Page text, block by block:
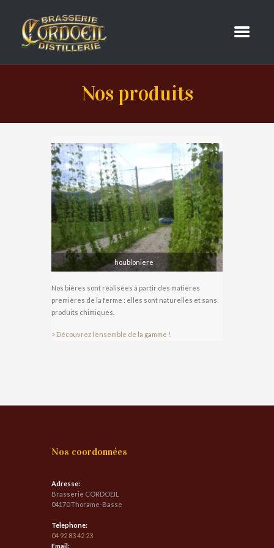
Nos produits
houbloniere
Nos bières sont réalisées à partir des matières
premières de la ferme : elles sont naturelles et sans
produits chimiques.
> Découvrez l’ensemble de la gamme !
Nos coordonnées
Adresse:
Brasserie CORDOEIL
04170 Thorame-Basse
Telephone:
04 92 83 42 23
Email: